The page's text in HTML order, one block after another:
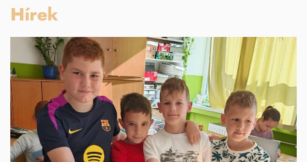
Hírek